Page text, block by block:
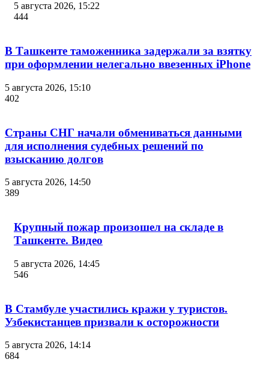
5 августа 2026, 15:22
444
В Ташкенте таможенника задержали за взятку
при оформлении нелегально ввезенных iPhone
5 августа 2026, 15:10
402
Страны СНГ начали обмениваться данными
для исполнения судебных решений по
взысканию долгов
5 августа 2026, 14:50
389
Крупный пожар произошел на складе в
Ташкенте. Видео
5 августа 2026, 14:45
546
В Стамбуле участились кражи у туристов.
Узбекистанцев призвали к осторожности
5 августа 2026, 14:14
684